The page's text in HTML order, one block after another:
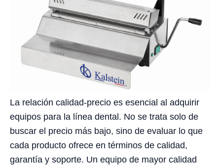
La relación calidad-precio es esencial al adquirir
equipos para la línea dental. No se trata solo de
buscar el precio más bajo, sino de evaluar lo que
cada producto ofrece en términos de calidad,
garantía y soporte. Un equipo de mayor calidad